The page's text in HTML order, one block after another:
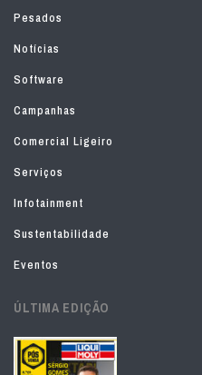
Pesados
Notícias
Software
Campanhas
Comercial Ligeiro
Serviços
Infotainment
Sustentabilidade
Eventos
ÚLTIMA EDIÇÃO